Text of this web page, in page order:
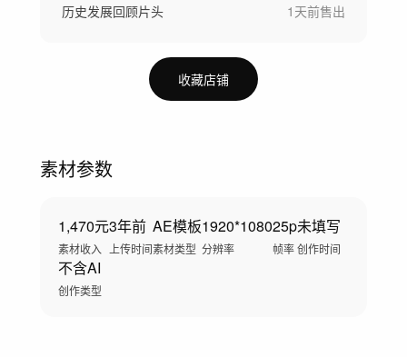
历史发展回顾片头 1天前售出
收藏店铺
素材参数
1,470元
素材收入
3年前
上传时间
AE模板
素材类型
1920*1080
分辨率
25p
帧率
未填写
创作时间
不含AI
创作类型